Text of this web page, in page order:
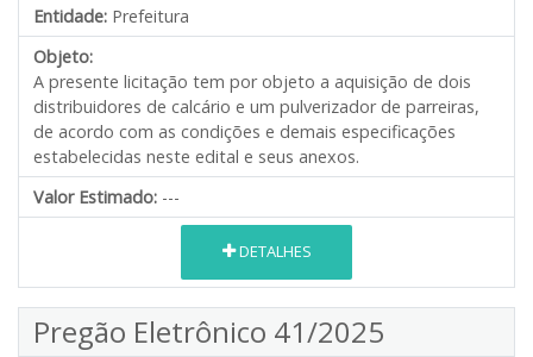
Entidade: Prefeitura
Objeto:
A presente licitação tem por objeto a aquisição de dois
distribuidores de calcário e um pulverizador de parreiras,
de acordo com as condições e demais especificações
estabelecidas neste edital e seus anexos.
Valor Estimado: ---
DETALHES
Pregão Eletrônico 41/2025